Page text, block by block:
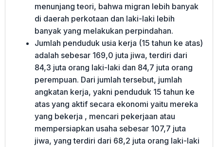
menunjang teori, bahwa migran lebih banyak
di daerah perkotaan dan laki-laki lebih
banyak yang melakukan perpindahan.
Jumlah penduduk usia kerja (15 tahun ke atas)
adalah sebesar 169,0 juta jiwa, terdiri dari
84,3 juta orang laki-laki dan 84,7 juta orang
perempuan. Dari jumlah tersebut, jumlah
angkatan kerja, yakni penduduk 15 tahun ke
atas yang aktif secara ekonomi yaitu mereka
yang bekerja , mencari pekerjaan atau
mempersiapkan usaha sebesar 107,7 juta
jiwa, yang terdiri dari 68,2 juta orang laki-laki